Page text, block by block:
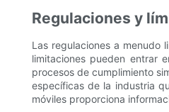
Regulaciones y
Las regulaciones a menudo
limitaciones pueden entrar
procesos de cumplimiento
específicas de la industria
móviles proporciona